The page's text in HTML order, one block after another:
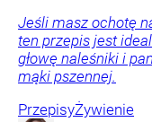
Jeśli masz ochotę
ten przepis jest
głowę naleśniki i
mąki pszennej.
PrzepisyŻywienie